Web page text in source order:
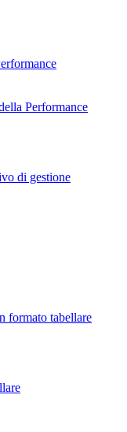
Performance
di gestione
formato tabellare